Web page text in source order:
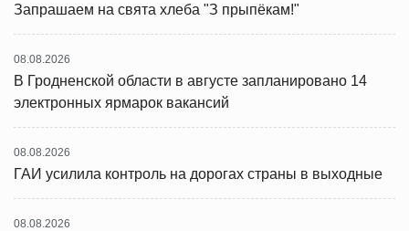
Запрашаем на свята хлеба "З прыпёкам!"
08.08.2026
В Гродненской области в августе запланировано 14
электронных ярмарок вакансий
08.08.2026
ГАИ усилила контроль на дорогах страны в выходные
08.08.2026